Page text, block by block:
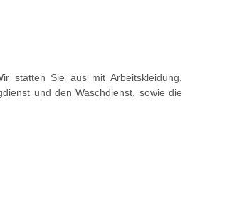
statten Sie aus mit Arbeitskleidung,
und den Waschdienst, sowie die